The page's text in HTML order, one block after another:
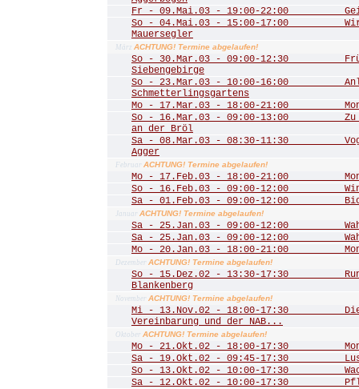
Fr - 09.Mai.03 - 19:00-22:00
So - 04.Mai.03 - 15:00-17:00 Wir
Mauersegler
März ACHTUNG! Termine abgelaufen!
So - 30.Mar.03 - 09:00-12:30
Siebengebirge
So - 23.Mar.03 - 10:00-16:00
Schmetterlingsgartens
Mo - 17.Mar.03 - 18:00-21:00
So - 16.Mar.03 - 09:00-13:00 Zu
an der Bröl
Sa - 08.Mar.03 - 08:30-11:30
Agger
Februar ACHTUNG! Termine abgelaufen!
Mo - 17.Feb.03 - 18:00-21:00
So - 16.Feb.03 - 09:00-12:00
Sa - 01.Feb.03 - 09:00-12:00
Januar ACHTUNG! Termine abgelaufen!
Sa - 25.Jan.03 - 09:00-12:00
Sa - 25.Jan.03 - 09:00-12:00
Mo - 20.Jan.03 - 18:00-21:00
Dezember ACHTUNG! Termine abgelaufen!
So - 15.Dez.02 - 13:30-17:30 Rund
Blankenberg
November ACHTUNG! Termine abgelaufen!
Mi - 13.Nov.02 - 18:00-17:30 Die
Vereinbarung und der NAB...
Oktober ACHTUNG! Termine abgelaufen!
Mo - 21.Okt.02 - 18:00-17:30
Sa - 19.Okt.02 - 09:45-17:30 Lust
So - 13.Okt.02 - 10:00-17:30
Sa - 12.Okt.02 - 10:00-17:30